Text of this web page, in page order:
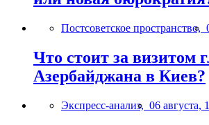
Постсоветское пространство,
Что стоит за
Азербайджана в Киев?
Экспресс-анализ, 06 августа,